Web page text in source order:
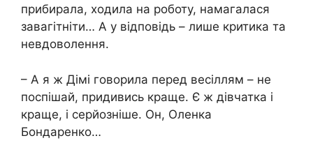
прибирала, ходила на роботу, намагалася
завагітніти… А у відповідь – лише критика та
невдоволення.
– А я ж Дімі говорила перед весіллям – не
поспішай, придивись краще. Є ж дівчатка і
краще, і серйозніше. Он, Оленка
Бондаренко…